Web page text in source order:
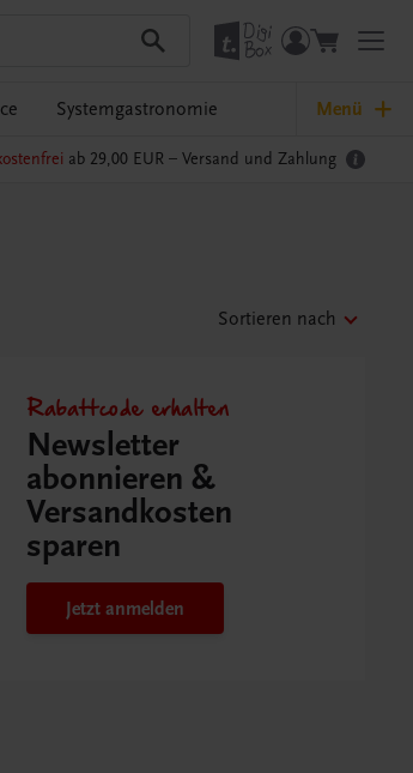
Systemgastronomie Menü
ab 29,00 EUR – Versand und Zahlung
Sortieren nach
Rabattcode erhalten
Newsletter
abonnieren &
Versandkosten
sparen
Jetzt anmelden